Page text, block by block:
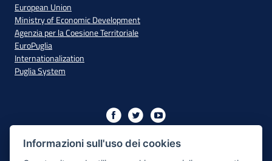
European Union
Ministry of Economic Development
Agenzia per la Coesione Territoriale
EuroPuglia
Internationalization
Puglia System
2014/2020 - Axis XIII
Informazioni sull'uso dei cookies